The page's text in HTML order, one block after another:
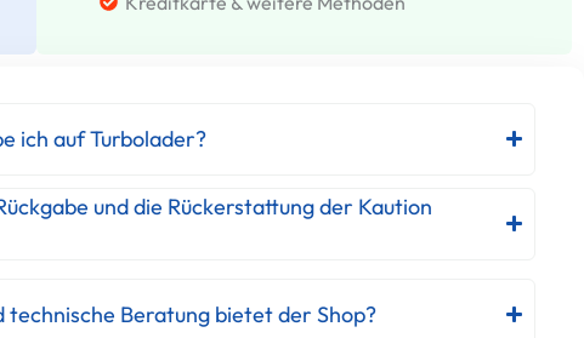
ich auf Turbolader?
und die Rückerstattung der Kaution
technische Beratung bietet der Shop?